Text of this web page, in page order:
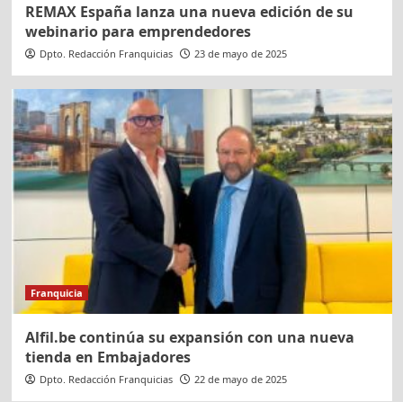
REMAX España lanza una nueva edición de su
webinario para emprendedores
Dpto. Redacción Franquicias 23 de mayo de 2025
Franquicia
Alfil.be continúa su expansión con una nueva
tienda en Embajadores
Dpto. Redacción Franquicias 22 de mayo de 2025